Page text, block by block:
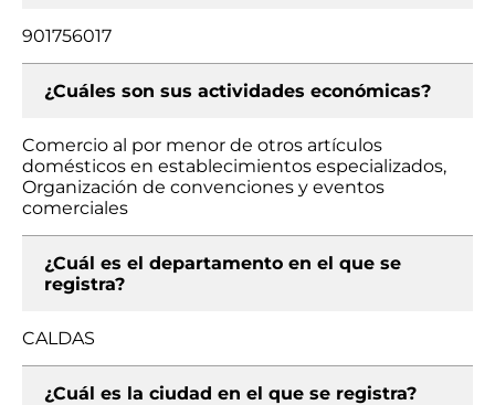
901756017
¿Cuáles son sus actividades económicas?
Comercio al por menor de otros artículos
domésticos en establecimientos especializados,
Organización de convenciones y eventos
comerciales
¿Cuál es el departamento en el que se
registra?
CALDAS
¿Cuál es la ciudad en el que se registra?